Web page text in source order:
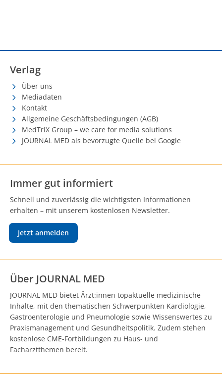
Verlag
Über uns
Mediadaten
Kontakt
Allgemeine Geschäftsbedingungen (AGB)
MedTriX Group – we care for media solutions
JOURNAL MED als bevorzugte Quelle bei Google
Immer gut informiert
Schnell und zuverlässig die wichtigsten Informationen
erhalten – mit unserem kostenlosen Newsletter.
Jetzt anmelden
Über JOURNAL MED
JOURNAL MED bietet Ärzt:innen topaktuelle medizinische
Inhalte, mit den thematischen Schwerpunkten Kardiologie,
Gastroenterologie und Pneumologie sowie Wissenswertes zu
Praxismanagement und Gesundheitspolitik. Zudem stehen
kostenlose CME-Fortbildungen zu Haus- und
Facharztthemen bereit.